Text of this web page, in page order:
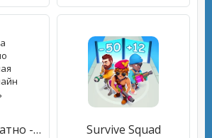
музыка бесплатно -бесплатная музыка онлайн слушать Survive Squad